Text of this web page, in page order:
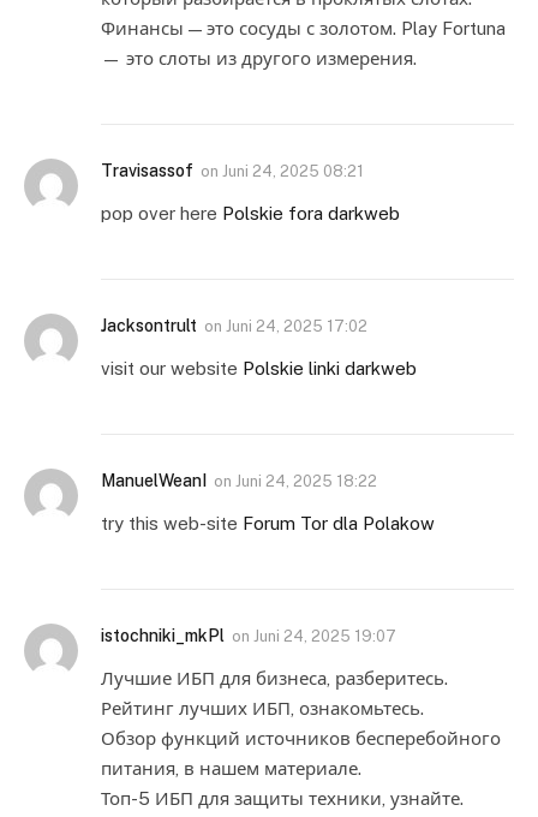
Финансы — это сосуды с золотом. Play Fortuna
— это слоты из другого измерения.
Travisassof on Juni 24, 2025 08:21
pop over here Polskie fora darkweb
Jacksontrult on Juni 24, 2025 17:02
visit our website Polskie linki darkweb
ManuelWeanI on Juni 24, 2025 18:22
try this web-site Forum Tor dla Polakow
istochniki_mkPl on Juni 24, 2025 19:07
Лучшие ИБП для бизнеса, разберитесь.
Рейтинг лучших ИБП, ознакомьтесь.
Обзор функций источников бесперебойного
питания, в нашем материале.
Топ-5 ИБП для защиты техники, узнайте.